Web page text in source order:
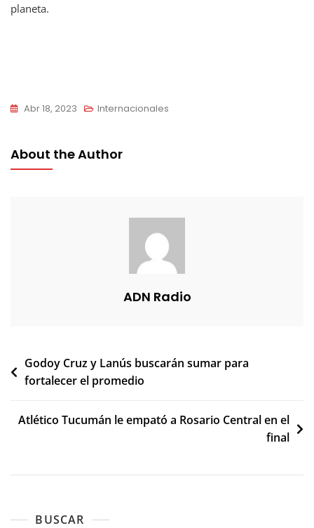
planeta.
Abr 18, 2023 Internacionales
About the Author
ADN Radio
Navegación
de
Godoy Cruz y Lanús buscarán sumar para
fortalecer el promedio
Atlético Tucumán le empató a Rosario Central en el
final
BUSCAR